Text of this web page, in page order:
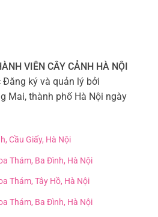
VIÊN CÂY CẢNH HÀ NỘI
ký và quản lý bởi
Mai, thành phố Hà Nội ngày
Cầu Giấy, Hà Nội
Thám, Ba Đình, Hà Nội
Thám, Tây Hồ, Hà Nội
Thám, Ba Đình, Hà Nội